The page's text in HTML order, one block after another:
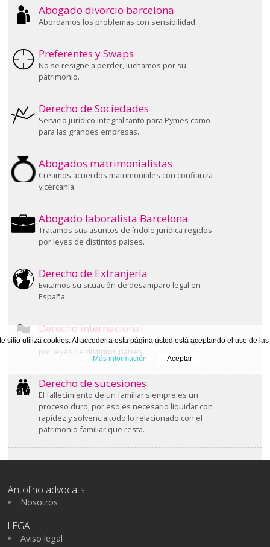
Abogado divorcio barcelona
Abordamos los problemas con sensibilidad.
Preferentes y Swaps
No se resigne a perder, luchamos por su
patrimonio.
Derecho de Sociedades
Servicio jurídico integral tanto para Pymes como
para las grandes empresas.
Abogados matrimonialistas
Creamos acuerdos matrimoniales con confianza
y cercanía.
Abogado laboralista Barcelona
Tratamos sus asuntos de índole jurídica regidos
por leyes de distintos paises.
Derecho de Extranjería
Evitamos su situación de desamparo legal en
España.
Derecho internacional
Tratamos sus asuntos de índole jurídica regidos
por leyes de distintos paises.
Derecho de sucesiones
El fallecimiento de un familiar siempre es un
proceso duro, por eso es necesario liquidar con
rapidez y solvencia todo lo relacionado con el
patrimonio familiar que resta.
Antolino advocats
Nosotros
LEGAL
Aviso legal
sitio utiliza cookies. Al acceder a esta página usted está aceptando el uso de las
Más información Aceptar